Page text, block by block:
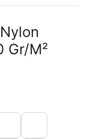
Gr/M²